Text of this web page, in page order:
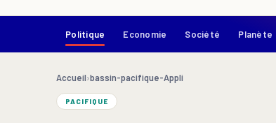
Politique Economie Société Planète
Accueil›bassin-pacifique-Appli
PACIFIQUE